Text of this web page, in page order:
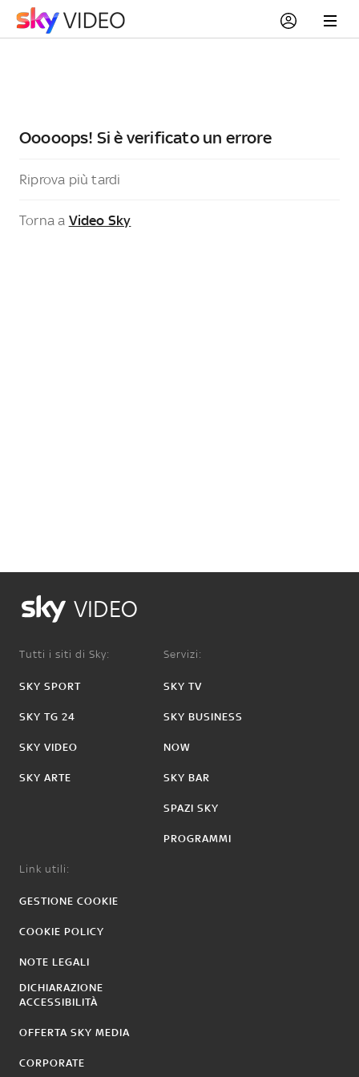
Ooooops! Si è verificato un errore
Riprova più tardi
Torna a Video Sky
VIDEO
Tutti i siti di Sky:
SKY SPORT
SKY TG 24
SKY VIDEO
SKY ARTE
Servizi:
SKY TV
SKY BUSINESS
NOW
SKY BAR
SPAZI SKY
PROGRAMMI
Link utili:
GESTIONE COOKIE
COOKIE POLICY
NOTE LEGALI
DICHIARAZIONE
ACCESSIBILITÀ
OFFERTA SKY MEDIA
CORPORATE